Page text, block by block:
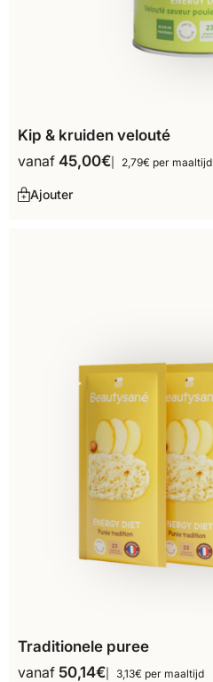
Kip & kruiden velouté
vanaf 45,00€ 2,79€ per maaltijd
Ajouter
Traditionele puree
vanaf 50,14€ 3,13€ per maaltijd